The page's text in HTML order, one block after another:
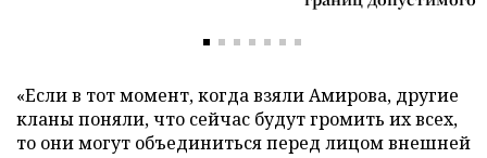
«Если в тот момент, когда взяли Амирова, другие
кланы поняли, что сейчас будут громить их всех,
то они могут объединиться перед лицом внешней